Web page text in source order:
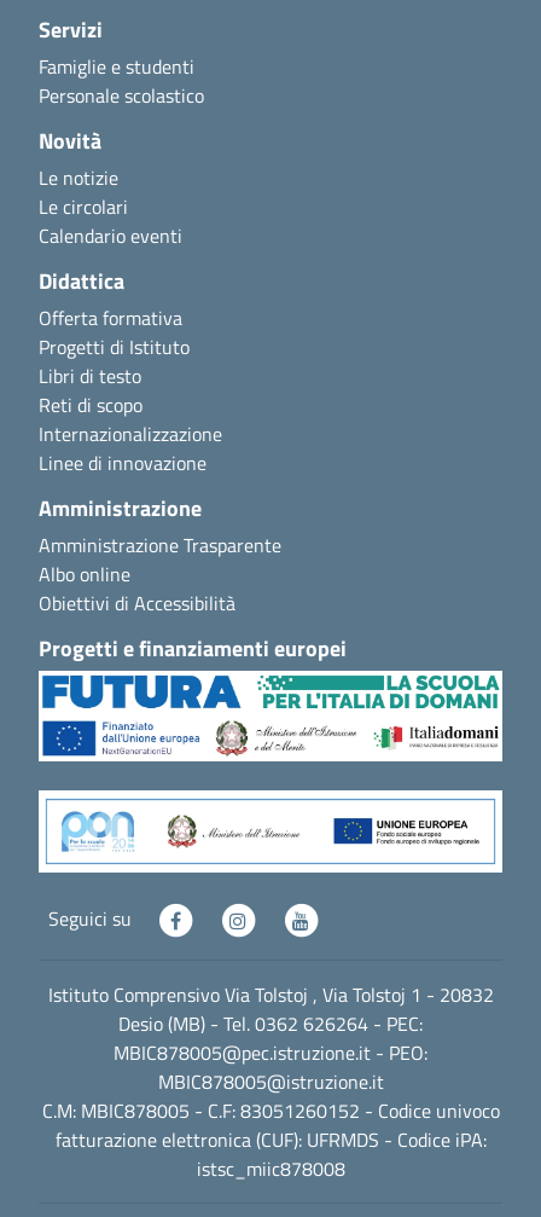
Servizi
Famiglie e studenti
Personale scolastico
Novità
Le notizie
Le circolari
Calendario eventi
Didattica
Offerta formativa
Progetti di Istituto
Libri di testo
Reti di scopo
Internazionalizzazione
Linee di innovazione
Amministrazione
Amministrazione Trasparente
Albo online
Obiettivi di Accessibilità
Progetti e finanziamenti europei
Seguici su
Istituto Comprensivo Via Tolstoj , Via Tolstoj 1 - 20832
Desio (MB) - Tel. 0362 626264 - PEC:
MBIC878005@pec.istruzione.it - PEO:
MBIC878005@istruzione.it
C.M: MBIC878005 - C.F: 83051260152 - Codice univoco
fatturazione elettronica (CUF): UFRMDS - Codice iPA:
istsc_miic878008